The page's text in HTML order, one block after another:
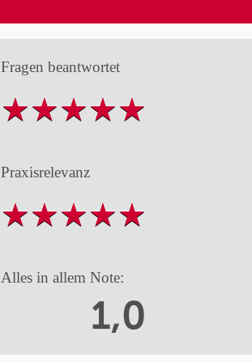
Fragen beantwortet
Praxisrelevanz
Alles in allem Note:
1,0